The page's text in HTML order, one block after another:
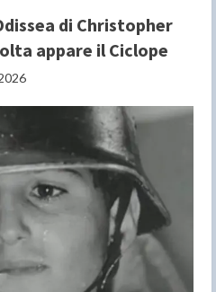
di Christopher
appare il Ciclope